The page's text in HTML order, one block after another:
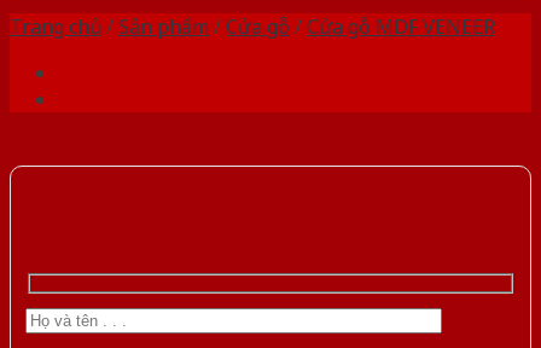
Trang chủ /Sản phẩm /Cửa gỗ /Cửa gỗ MDF VENEER